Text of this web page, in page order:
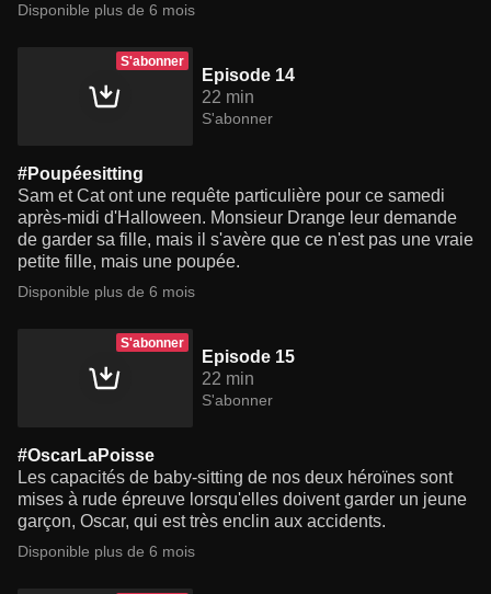
Disponible plus de 6 mois
S'abonner
Episode 14
22 min
S'abonner
#Poupéesitting
Sam et Cat ont une requête particulière pour ce samedi
après-midi d'Halloween. Monsieur Drange leur demande
de garder sa fille, mais il s'avère que ce n'est pas une vraie
petite fille, mais une poupée.
Disponible plus de 6 mois
S'abonner
Episode 15
22 min
S'abonner
#OscarLaPoisse
Les capacités de baby-sitting de nos deux héroïnes sont
mises à rude épreuve lorsqu'elles doivent garder un jeune
garçon, Oscar, qui est très enclin aux accidents.
Disponible plus de 6 mois